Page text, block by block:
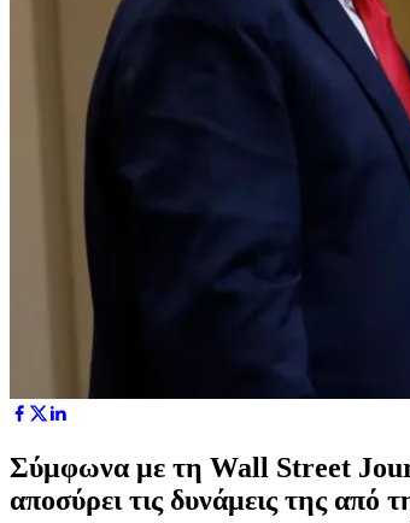
Σύμφωνα με τη Wall Street
αποσύρει τις δυνάμεις της